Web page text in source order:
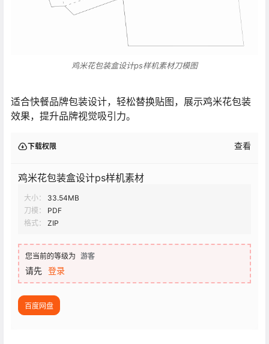
鸡米花包装盒设计ps样机素材刀模图
适合快餐品牌包装设计，轻松替换贴图，展示鸡米花包装
效果，提升品牌视觉吸引力。
下载权限 查看
鸡米花包装盒设计ps样机素材
大小：
33.54MB
刀模：
PDF
格式：
ZIP
您当前的等级为 游客
请先 登录
百度网盘